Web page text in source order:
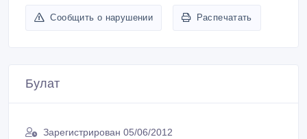
Сообщить о нарушении Распечатать
Булат
Зарегистрирован 05/06/2012